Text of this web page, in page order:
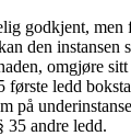
godkjent,
den instansen
omgjøre
ledd
på
35 andre ledd.